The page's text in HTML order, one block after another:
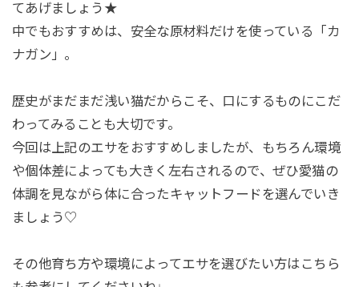
てあげましょう★
中でもおすすめは、安全な原材料だけを使っている「カ
ナガン」。
歴史がまだまだ浅い猫だからこそ、口にするものにこだ
わってみることも大切です。
今回は上記のエサをおすすめしましたが、もちろん環境
や個体差によっても大きく左右されるので、ぜひ愛猫の
体調を見ながら体に合ったキャットフードを選んでいき
ましょう♡
その他育ち方や環境によってエサを選びたい方はこちら